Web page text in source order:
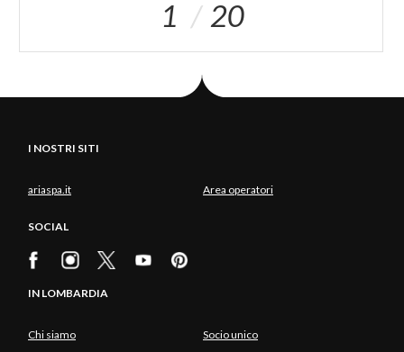
1 20
I NOSTRI SITI
ariaspa.it Area operatori
SOCIAL
IN LOMBARDIA
Chi siamo Socio unico